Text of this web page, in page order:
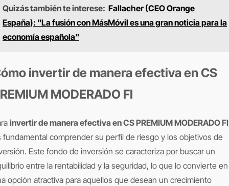
Quizás también te interese: Fallacher (CEO Orange
España): "La fusión con MásMóvil es una gran noticia para la
economía española"
invertir de manera efectiva en CS
MODERADO FI
invertir de manera efectiva en CS PREMIUM MODERADO FI
fundamental comprender su perfil de riesgo y los objetivos de
Este fondo de inversión se caracteriza por buscar un
entre la rentabilidad y la seguridad, lo que lo convierte en
opción atractiva para aquellos que desean un crecimiento